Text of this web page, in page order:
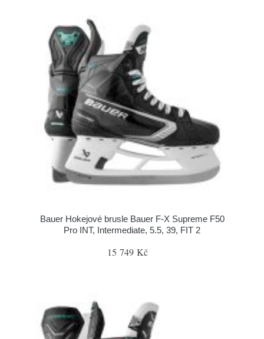
Bauer Hokejové brusle Bauer F-X Supreme F50
Pro INT, Intermediate, 5.5, 39, FIT 2
15 749 Kč